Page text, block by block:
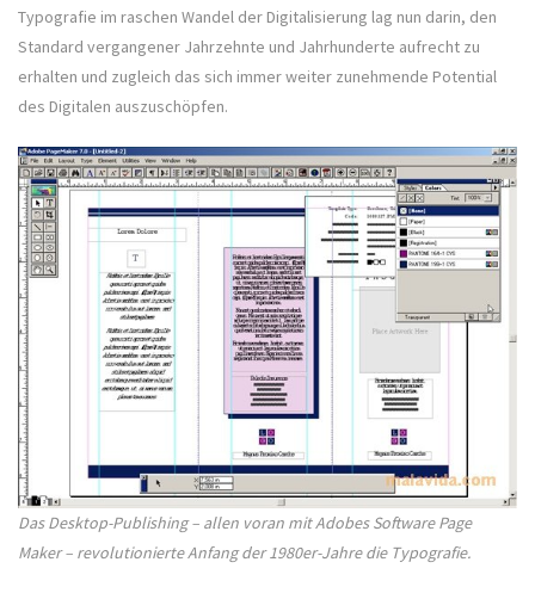
Typografie im raschen Wandel der Digitalisierung lag nun darin, den
Standard vergangener Jahrzehnte und Jahrhunderte aufrecht zu
erhalten und zugleich das sich immer weiter zunehmende Potential
des Digitalen auszuschöpfen.
Das Desktop-Publishing – allen voran mit Adobes Software Page
Maker – revolutionierte Anfang der 1980er-Jahre die Typografie.